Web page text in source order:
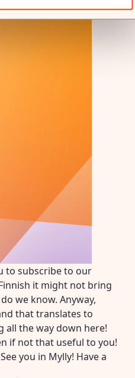
to subscribe to our
it might not bring
we know. Anyway,
that translates to
all the way down here!
if not that useful to you!
you in Mylly! Have a